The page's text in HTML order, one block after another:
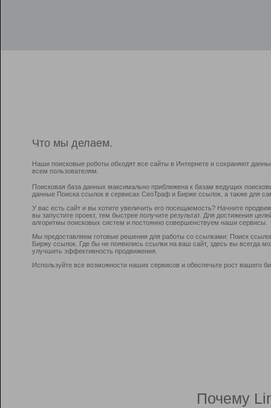
Что мы делаем.
Наши поисковые роботы обходят все сайты в Интернете и сохраняют
всем пользователям.
Поисковая база данных максимально приближена к базам ведущих
данные Поиска ссылок в сервисах СеоТраф и Бирже ссылок, а также для
У вас есть сайт и вы хотите увеличить его посещаемость? Начните
вы запустите проект, тем быстрее получите результат. Для достижения
алгоритмы поисковых систем и постоянно совершенствуем наши сервисы.
Мы предоставляем готовые решения для работы со ссылками: Поиск
Биржу ссылок. Где бы не появились ссылки на ваш сайт, здесь вы всегда
улучшить эффективность продвижения.
Используйте все возможности наших сервисов и обеспечьте рост вашего
Почему